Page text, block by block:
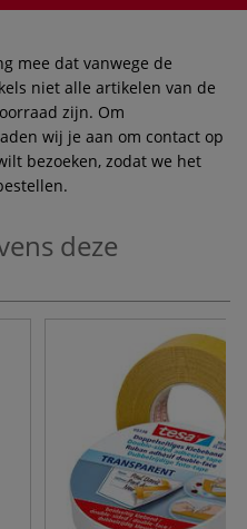
mee dat vanwege de
niet alle artikelen van de
zijn. Om
wij je aan om contact op
bezoeken, zodat we het
deze